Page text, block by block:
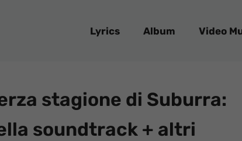
Lyrics Album Video
stagione di Suburra:
soundtrack + altri